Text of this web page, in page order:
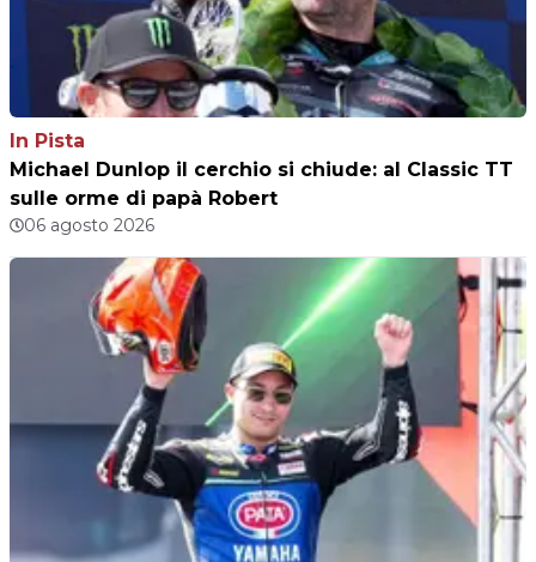
In Pista
Michael Dunlop il cerchio si chiude: al Classic TT
sulle orme di papà Robert
06 agosto 2026